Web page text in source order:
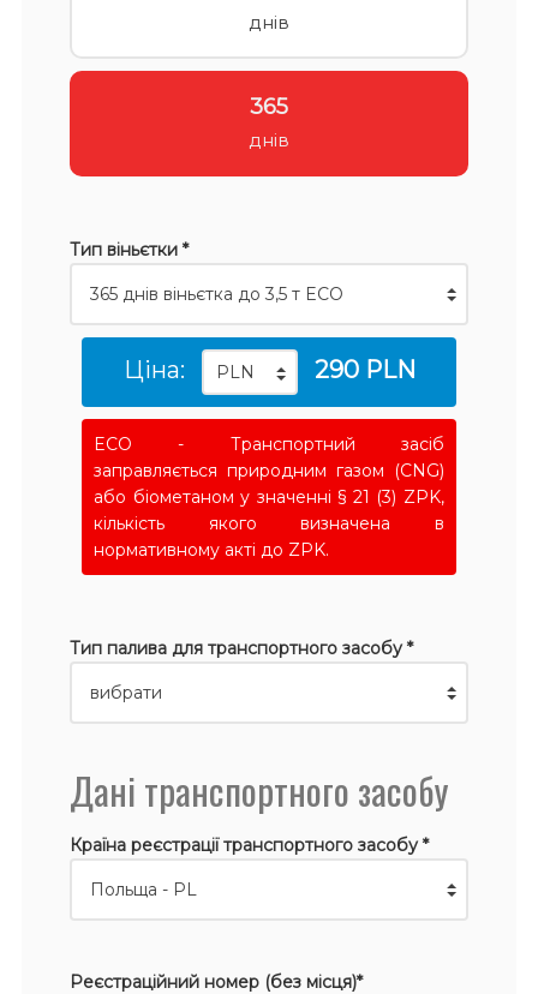
днів
365
днів
Тип віньєтки *
Ціна: 290 PLN
ECO - Транспортний засіб
заправляється природним газом (CNG)
або біометаном у значенні § 21 (3) ZPK,
кількість якого визначена в
нормативному акті до ZPK.
Тип палива для транспортного засобу *
Дані транспортного засобу
Країна реєстрації транспортного засобу *
Реєстраційний номер (без місця)*